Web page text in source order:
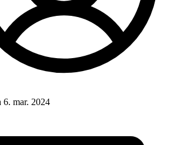
6. mar. 2024